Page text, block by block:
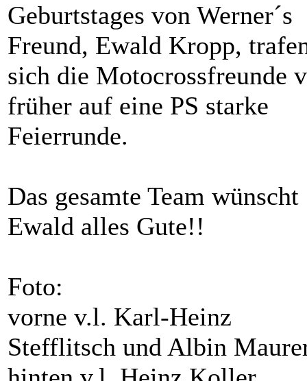
Geburtstages von Werner´s
Freund, Ewald Kropp,
sich die Motocrossfreunde
früher auf eine PS starke
Feierrunde.
Das gesamte Team wünscht
Ewald alles Gute!!
Foto:
vorne v.l. Karl-Heinz
Stefflitsch und Albin